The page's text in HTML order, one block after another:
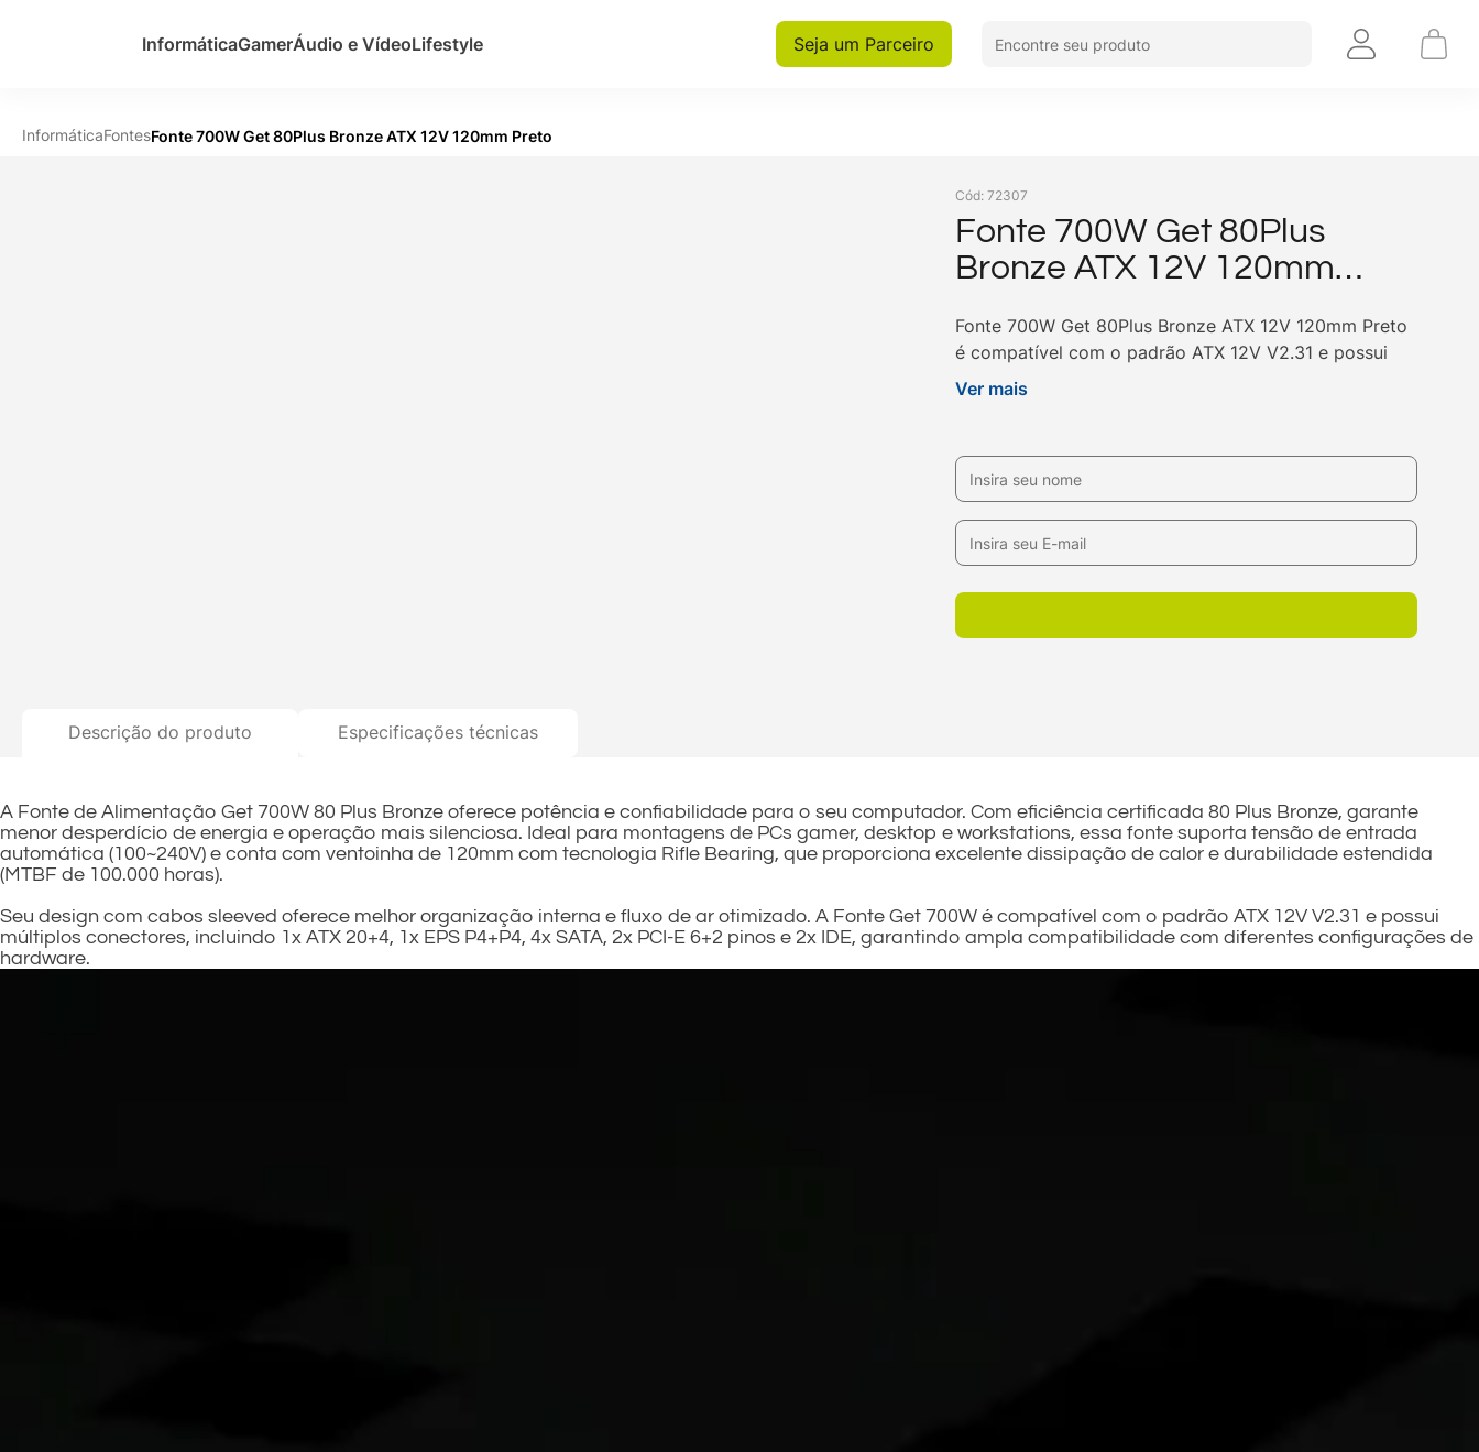
InformáticaGamerÁudio e VídeoLifestyle Seja um Parceiro Encontre seu produto
InformáticaFontesFonte 700W Get 80Plus Bronze ATX 12V 120mm Preto
Cód: 72307
Fonte 700W Get 80Plus
Bronze ATX 12V 120mm
Fonte 700W Get 80Plus Bronze ATX 12V 120mm Preto
é compatível com o padrão ATX 12V V2.31 e possui
MTBF de 100.000 horas. Compre agora na Get!
Ver mais
Descrição do produto Especificações técnicas
A Fonte de Alimentação Get 700W 80 Plus Bronze oferece potência e confiabilidade para o seu computador. Com eficiência certificada 80 Plus Bronze, garante
menor desperdício de energia e operação mais silenciosa. Ideal para montagens de PCs gamer, desktop e workstations, essa fonte suporta tensão de entrada
automática (100~240V) e conta com ventoinha de 120mm com tecnologia Rifle Bearing, que proporciona excelente dissipação de calor e durabilidade estendida
(MTBF de 100.000 horas).
Seu design com cabos sleeved oferece melhor organização interna e fluxo de ar otimizado. A Fonte Get 700W é compatível com o padrão ATX 12V V2.31 e possui
múltiplos conectores, incluindo 1x ATX 20+4, 1x EPS P4+P4, 4x SATA, 2x PCI-E 6+2 pinos e 2x IDE, garantindo ampla compatibilidade com diferentes configurações de
hardware.